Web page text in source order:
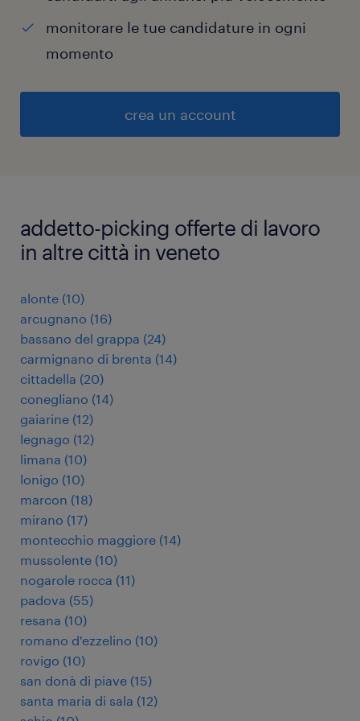
monitorare le tue candidature in ogni
momento
crea un account
addetto-picking offerte di lavoro
in altre città in veneto
alonte (10)
arcugnano (16)
bassano del grappa (24)
carmignano di brenta (14)
cittadella (20)
conegliano (14)
gaiarine (12)
legnago (12)
limana (10)
lonigo (10)
marcon (18)
mirano (17)
montecchio maggiore (14)
mussolente (10)
nogarole rocca (11)
padova (55)
resana (10)
romano d'ezzelino (10)
rovigo (10)
san donà di piave (15)
santa maria di sala (12)